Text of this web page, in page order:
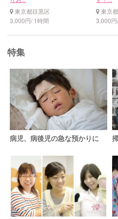
東京都目黒区
3,000円/ 1時間
東京
3,000
特集
病児、病後児の急な預かりに